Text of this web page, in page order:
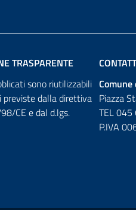
TRASPARENTE
sono riutilizzabili
previste dalla direttiva
CE e dal d.lgs.
Piazza
TEL
P.IVA